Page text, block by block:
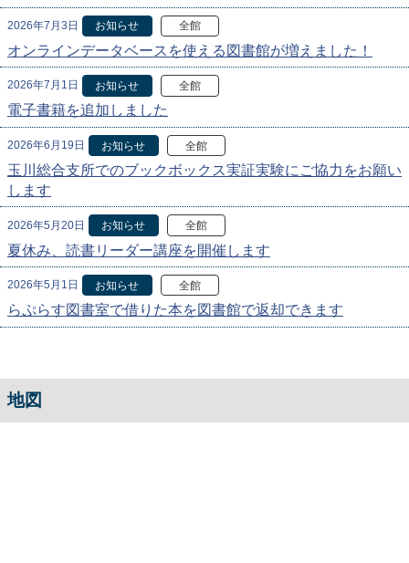
2026年7月3日 お知らせ 全館
オンラインデータベースを使える図書館が増えました！
2026年7月1日 お知らせ 全館
電子書籍を追加しました
2026年6月19日 お知らせ 全館
玉川総合支所でのブックボックス実証実験にご協力をお願い
します
2026年5月20日 お知らせ 全館
夏休み、読書リーダー講座を開催します
2026年5月1日 お知らせ 全館
らぷらす図書室で借りた本を図書館で返却できます
地図